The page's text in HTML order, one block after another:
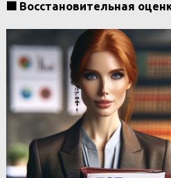
🟧 Восстановительная